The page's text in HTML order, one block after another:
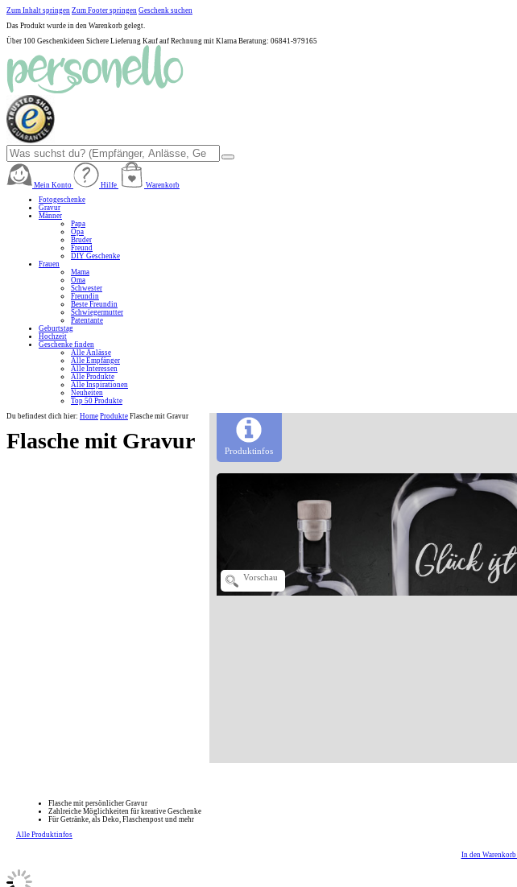
Zum Inhalt springen Zum Footer springen Geschenk suchen
Das Produkt wurde in den Warenkorb gelegt.
Über 100 Geschenkideen Sichere Lieferung Kauf auf Rechnung mit Klarna Beratung: 06841-979165
Mein Konto Hilfe
Warenkorb
Fotogeschenke
Gravur
Männer
Papa
Opa
Bruder
Freund
DIY Geschenke
Frauen
Mama
Oma
Schwester
Freundin
Beste Freundin
Schwiegermutter
Patentante
Geburtstag
Hochzeit
Geschenke finden
Alle Anlässe
Alle Empfänger
Alle Interessen
Alle Produkte
Alle Inspirationen
Neuheiten
Top 50 Produkte
Du befindest dich hier: Home Produkte Flasche mit Gravur
Flasche mit Gravur Produktinfos
Vorschau
Flasche mit persönlicher Gravur
Zahlreiche Möglichkeiten für kreative Geschenke
Für Getränke, als Deko, Flaschenpost und mehr
Alle Produktinfos
In den Warenkorb